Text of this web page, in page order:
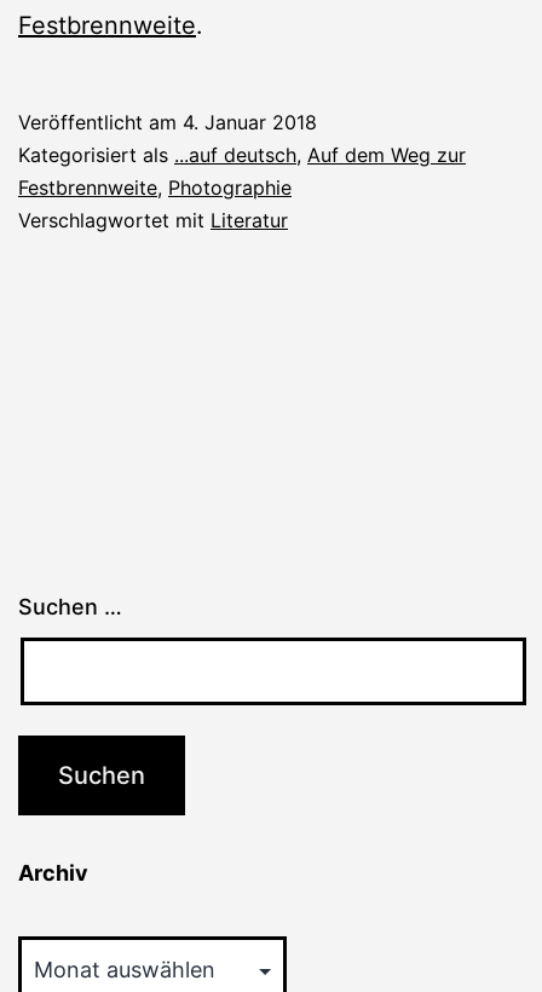
Festbrennweite.
Veröffentlicht am 4. Januar 2018
Kategorisiert als ...auf deutsch, Auf dem Weg zur
Festbrennweite, Photographie
Verschlagwortet mit Literatur
Suchen …
Archiv